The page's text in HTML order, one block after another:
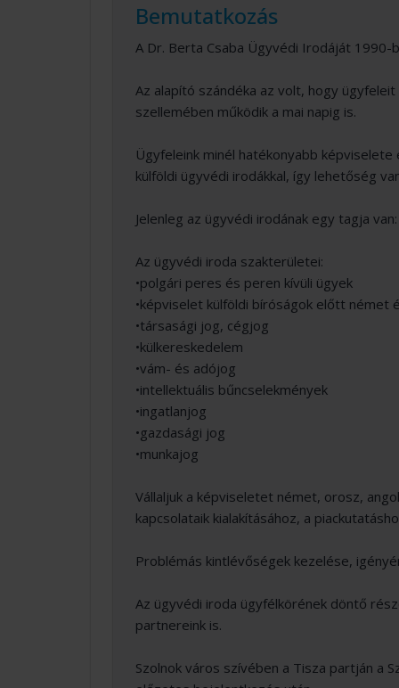
Bemutatkozás
A Dr. Berta Csaba Ügyvédi Irodáját
Az alapító szándéka az volt, hogy
szellemében működik a mai napig is.
Ügyfeleink minél hatékonyabb
külföldi ügyvédi irodákkal, így lehetőség
Jelenleg az ügyvédi irodának egy tagja
Az ügyvédi iroda szakterületei:
•polgári peres és peren kívüli ügyek
•képviselet külföldi bíróságok előtt német
•társasági jog, cégjog
•külkereskedelem
•vám- és adójog
•intellektuális bűncselekmények
•ingatlanjog
•gazdasági jog
•munkajog
Vállaljuk a képviseletet német, orosz,
kapcsolataik kialakításához, a
Problémás kintlévőségek kezelése,
Az ügyvédi iroda ügyfélkörének döntő
partnereink is.
Szolnok város szívében a Tisza partján a